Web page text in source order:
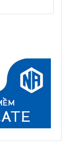
Việt Nam.
tốt nhất vòng